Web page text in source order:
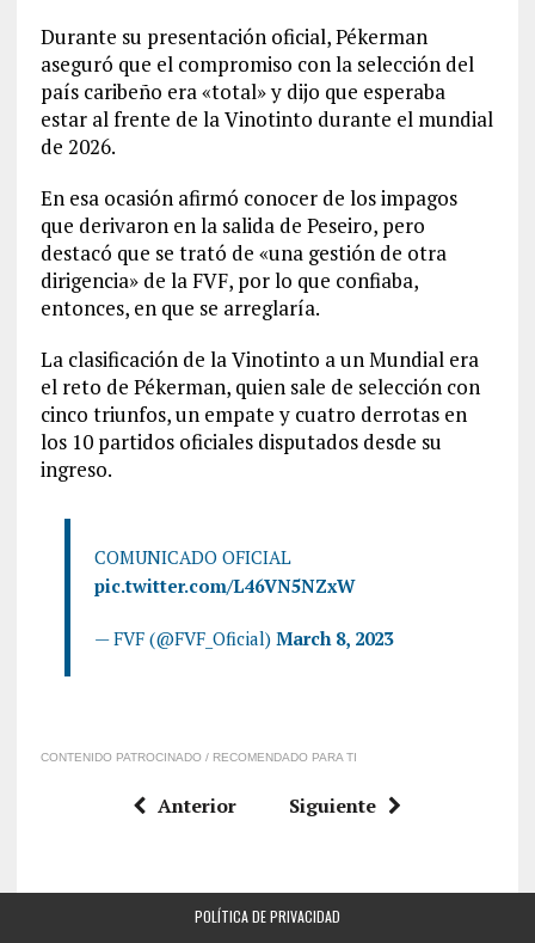
Durante su presentación oficial, Pékerman
aseguró que el compromiso con la selección del
país caribeño era «total» y dijo que esperaba
estar al frente de la Vinotinto durante el mundial
de 2026.
En esa ocasión afirmó conocer de los impagos
que derivaron en la salida de Peseiro, pero
destacó que se trató de «una gestión de otra
dirigencia» de la FVF, por lo que confiaba,
entonces, en que se arreglaría.
La clasificación de la Vinotinto a un Mundial era
el reto de Pékerman, quien sale de selección con
cinco triunfos, un empate y cuatro derrotas en
los 10 partidos oficiales disputados desde su
ingreso.
COMUNICADO OFICIAL
pic.twitter.com/L46VN5NZxW
— FVF (@FVF_Oficial) March 8, 2023
CONTENIDO PATROCINADO / RECOMENDADO PARA TI
Anterior Siguiente
POLÍTICA DE PRIVACIDAD